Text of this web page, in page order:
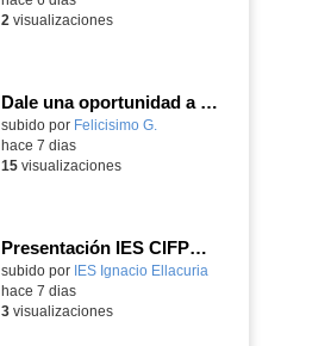
2 visualizaciones
Dale una oportunidad a los Chromebooks y utiliza un proyector para realizar talleres si no tienes pantallas táctiles
Contenido educativo.
subido por Felicisimo G.
hace 7 dias
15visualizaciones
Presentación IES CIFPD Ignacio Ellacuría
Contenido educativo.
subido por IES Ignacio Ellacuria
hace 7 dias
3visualizaciones